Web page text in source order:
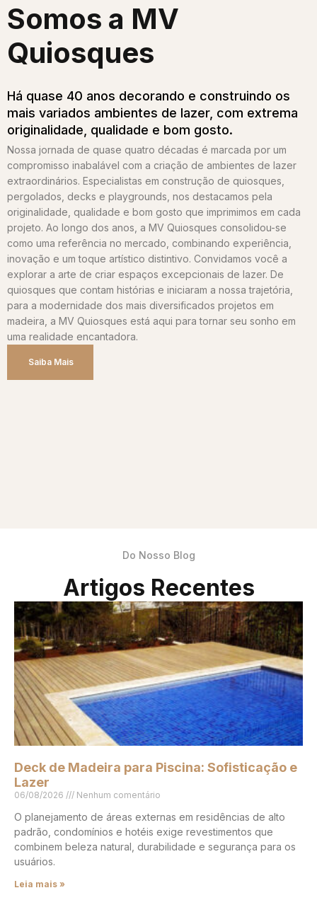
Somos a MV
Quiosques​
Há quase 40 anos decorando e construindo os
mais variados ambientes de lazer, com extrema
originalidade, qualidade e bom gosto.
Nossa jornada de quase quatro décadas é marcada por um
compromisso inabalável com a criação de ambientes de lazer
extraordinários. Especialistas em construção de quiosques,
pergolados, decks e playgrounds, nos destacamos pela
originalidade, qualidade e bom gosto que imprimimos em cada
projeto. Ao longo dos anos, a MV Quiosques consolidou-se
como uma referência no mercado, combinando experiência,
inovação e um toque artístico distintivo. Convidamos você a
explorar a arte de criar espaços excepcionais de lazer. De
quiosques que contam histórias e iniciaram a nossa trajetória,
para a modernidade dos mais diversificados projetos em
madeira, a MV Quiosques está aqui para tornar seu sonho em
uma realidade encantadora.
Saiba Mais
Do Nosso Blog
Artigos Recentes
Deck de Madeira para Piscina: Sofisticação e
Lazer
06/08/2026 Nenhum comentário
O planejamento de áreas externas em residências de alto
padrão, condomínios e hotéis exige revestimentos que
combinem beleza natural, durabilidade e segurança para os
usuários.
Leia mais »